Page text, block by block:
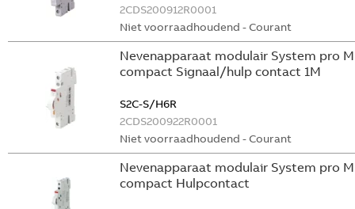
2CDS200912R0001
Niet voorraadhoudend - Courant
Nevenapparaat modulair System pro M
compact Signaal/hulp contact 1M
S2C-S/H6R
2CDS200922R0001
Niet voorraadhoudend - Courant
Nevenapparaat modulair System pro M
compact Hulpcontact